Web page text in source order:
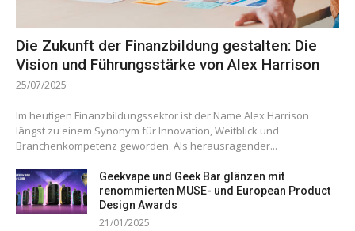
Die Zukunft der Finanzbildung gestalten: Die
Vision und Führungsstärke von Alex Harrison
25/07/2025
Im heutigen Finanzbildungssektor ist der Name Alex Harrison
längst zu einem Synonym für Innovation, Weitblick und
Branchenkompetenz geworden. Als herausragender...
Geekvape und Geek Bar glänzen mit
renommierten MUSE- und European Product
Design Awards
21/01/2025